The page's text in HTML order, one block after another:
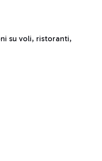
su voli, ristoranti,